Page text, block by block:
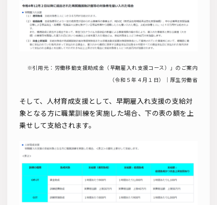
※引用元：労働移動支援助成金（早期雇入れ支援コース）」のご案内
（令和５年４月１日）｜厚生労働省
そして、人材育成支援として、早期雇入れ支援の支給対
象となる方に職業訓練を実施した場合、下の表の額を上
乗せして支給されます。